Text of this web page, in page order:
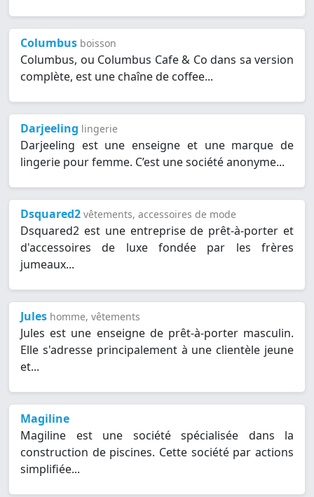
Columbus boisson
Columbus, ou Columbus Cafe & Co dans sa version
complète, est une chaîne de coffee...
Darjeeling lingerie
Darjeeling est une enseigne et une marque de
lingerie pour femme. C’est une société anonyme...
Dsquared2 vêtements, accessoires de mode
Dsquared2 est une entreprise de prêt-à-porter et
d'accessoires de luxe fondée par les frères
jumeaux...
Jules homme, vêtements
Jules est une enseigne de prêt-à-porter masculin.
Elle s'adresse principalement à une clientèle jeune
et...
Magiline
Magiline est une société spécialisée dans la
construction de piscines. Cette société par actions
simplifiée...